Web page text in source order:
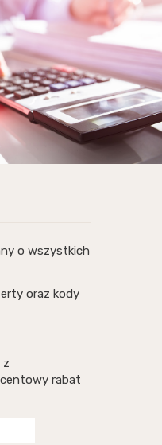
o wszystkich
oraz kody
z
rabat